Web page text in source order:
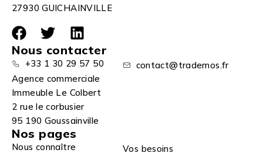
27930 GUICHAINVILLE
Nous contacter
+33 1 30 29 57 50
contact@trademos.fr
Agence commerciale
Immeuble Le Colbert
2 rue le corbusier
95 190 Goussainville
Nos pages
Nous connaître Vos besoins